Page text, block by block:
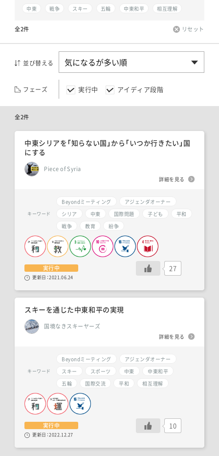
中東
戦争 スキー 五輪 中東和平 相互理解
全2件 リセット
並び替える
フェーズ 実行中 アイディア段階
全2件
スキーを通じた中東和平の実現
国境なきスキーヤーズ
詳細を見る
キーワード
Beyondミーティング
アジェンダオーナー
スキー
スポーツ 中東
中東和平
五輪
国際交流 平和 相互理解
実行中
更新日：2022.12.27
10
中東シリアを「知らない国」から「いつか行きたい」国
にする
Piece of Syria
詳細を見る
キーワード
Beyondミーティング
アジェンダオーナー
シリア
中東 国際問題 子ども
平和
戦争
教育 紛争
実行中
更新日：2021.06.24
27